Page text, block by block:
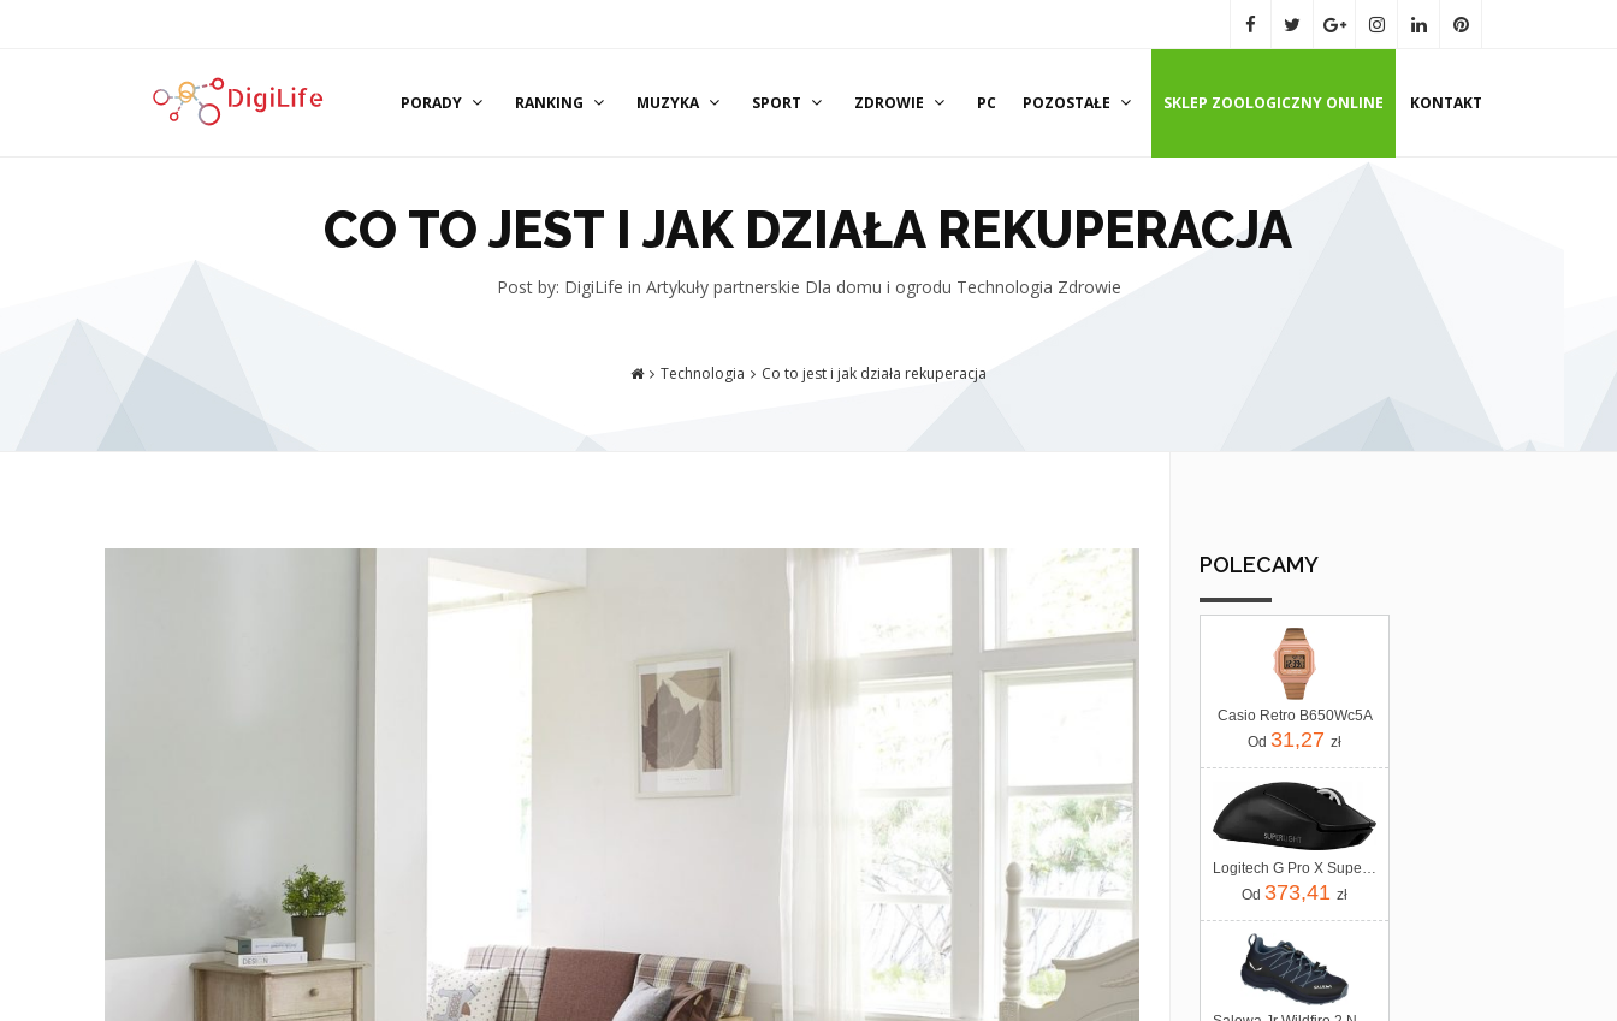
PORADY RANKING MUZYKA SPORT ZDROWIE PC POZOSTAŁE SKLEP ZOOLOGICZNY ONLINE KONTAKT
CO TO JEST I JAK DZIAŁA REKUPERACJA
Post by: DigiLife in Artykuły partnerskie Dla domu i ogrodu Technologia Zdrowie
Technologia Co to jest i jak działa rekuperacja
POLECAMY
Casio Retro B650Wc5A
Od 31,27 zł
Logitech G Pro X Superlight 2 (910007554)
Od 373,41 zł